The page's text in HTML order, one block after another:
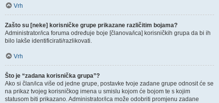
Vrh
Zašto su [neke] korisničke grupe prikazane različitim bojama?
Administrator/ica foruma određuje boje [članova/ica] korisničkih grupa da bi ih
bilo lakše identificirati/razlikovati.
Vrh
Što je “zadana korisnička grupa”?
Ako si član/ica više od jedne grupe, postavke tvoje zadane grupe odnosit će se
na prikaz tvojeg korisničkog imena u smislu kojom će bojom te s kojim
statusom biti prikazano. Administrator/ica može odobriti promjenu zadane